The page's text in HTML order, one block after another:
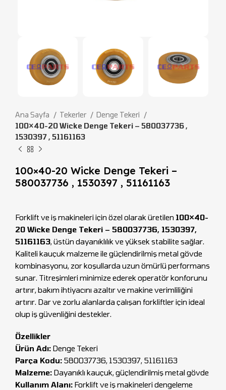
Ana Sayfa Tekerler
Denge Tekeri
100×40-20 Wicke Denge Tekeri – 580037736 ,
1530397 , 51161163
100×40-20 Wicke Denge Tekeri –
580037736 , 1530397 , 51161163
Forklift ve iş makineleri için özel olarak üretilen 100×40-
20 Wicke Denge Tekeri – 580037736, 1530397,
51161163, üstün dayanıklılık ve yüksek stabilite sağlar.
Kaliteli kauçuk malzeme ile güçlendirilmiş metal gövde
kombinasyonu, zor koşullarda uzun ömürlü performans
sunar. Titreşimleri minimize ederek operatör konforunu
artırır, bakım ihtiyacını azaltır ve makine verimliliğini
artırır. Dar ve zorlu alanlarda çalışan forkliftler için ideal
olup iş güvenliğini destekler.
Özellikler
Ürün Adı: Denge Tekeri
Parça Kodu: 580037736, 1530397, 51161163
Malzeme: Dayanıklı kauçuk, güçlendirilmiş metal gövde
Kullanım Alanı: Forklift ve iş makineleri dengeleme